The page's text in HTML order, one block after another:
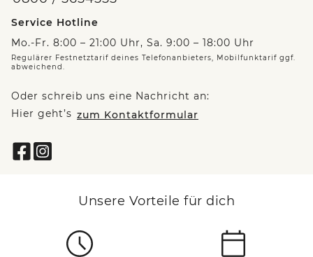
Service Hotline
Mo.-Fr. 8:00 – 21:00 Uhr, Sa. 9:00 – 18:00 Uhr
Regulärer Festnetztarif deines Telefonanbieters, Mobilfunktarif ggf.
abweichend.
Oder schreib uns eine Nachricht an:
Hier geht’s zum Kontaktformular
Unsere Vorteile für dich